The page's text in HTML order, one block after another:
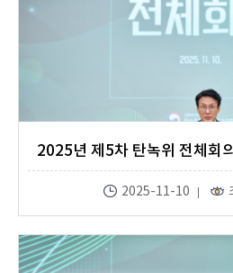
2025년 제5차 탄녹위 전체
2025-11-10